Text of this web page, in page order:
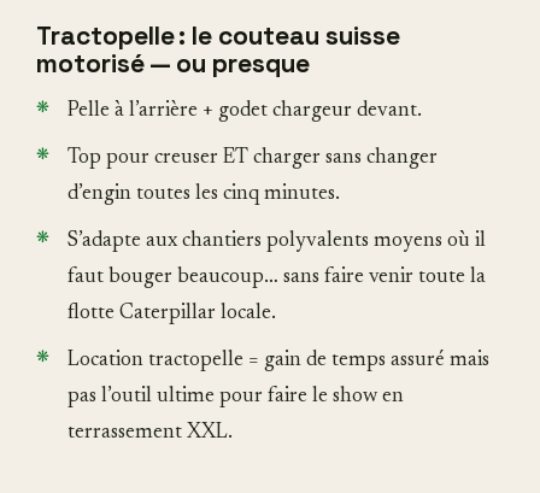
Tractopelle : le couteau suisse
motorisé — ou presque
Pelle à l’arrière + godet chargeur devant.
Top pour creuser ET charger sans changer
d’engin toutes les cinq minutes.
S’adapte aux chantiers polyvalents moyens où il
faut bouger beaucoup… sans faire venir toute la
flotte Caterpillar locale.
Location tractopelle = gain de temps assuré mais
pas l’outil ultime pour faire le show en
terrassement XXL.